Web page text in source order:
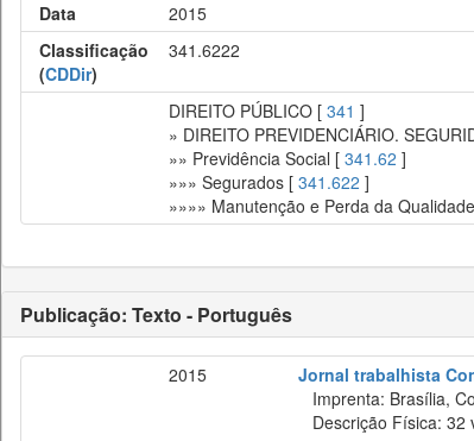
Data
2015
Classificação
(CDDir)
341.6222
DIREITO PÚBLICO [ 341 ]
» DIREITO PREVIDENCIÁRIO.
»» Previdência Social [ 341.62 ]
»»» Segurados [ 341.622 ]
»»»» Manutenção e Perda da
Publicação: Texto - Português
2015
Jornal trabalhista
Imprenta: Brasília,
Descrição Física: 32